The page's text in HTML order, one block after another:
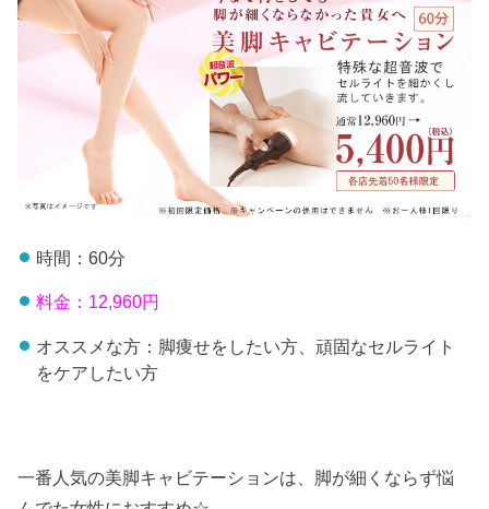
時間：60分
料金：12,960円
オススメな方：脚痩せをしたい方、頑固なセルライト
をケアしたい方
一番人気の美脚キャビテーションは、脚が細くならず悩